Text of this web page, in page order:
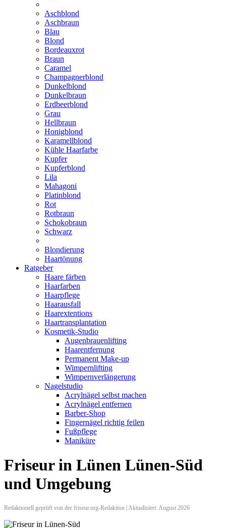
Aschblond
Aschbraun
Blau
Blond
Bordeauxrot
Braun
Caramel
Champagnerblond
Dunkelblond
Dunkelbraun
Erdbeerblond
Grau
Hellbraun
Honigblond
Karamellblond
Kühle Haarfarbe
Kupfer
Kupferblond
Lila
Mahagoni
Platinblond
Rot
Rotbraun
Schokobraun
Schwarz
Blondierung
Haartönung
Ratgeber
Haare färben
Haarfarben
Haarpflege
Haarausfall
Haarextentions
Haartransplantation
Kosmetik-Studio
Augenbrauenlifting
Haarentfernung
Permanent Make-up
Wimpernlifting
Wimpernverlängerung
Nagelstudio
Acrylnägel selbst machen
Acrylnägel entfernen
Barber-Shop
Fingernägel richtig feilen
Fußpflege
Maniküre
Friseur in Lünen Lünen-Süd
und Umgebung
Redaktionell geprüft von der friseur.org-Redaktion | Aktualisiert: August 2026